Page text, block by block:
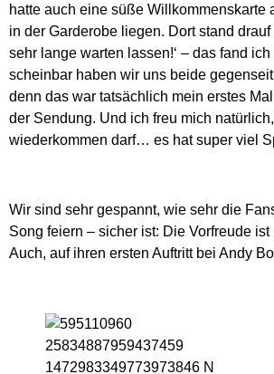
hatte auch eine süße Willkommenskarte
in der Garderobe liegen. Dort stand drauf
sehr lange warten lassen!‘ – das fand
scheinbar haben wir uns beide
denn das war tatsächlich mein erstes
der Sendung. Und ich freu mich
wiederkommen darf… es hat super viel
Wir sind sehr gespannt, wie sehr die
Song feiern – sicher ist: Die Vorfreude
Auch, auf ihren ersten Auftritt bei Andy